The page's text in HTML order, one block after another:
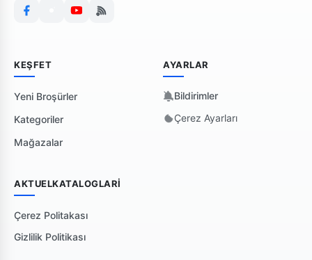
KEŞFET
Yeni Broşürler
Kategoriler
Mağazalar
AYARLAR
Bildirimler
Çerez Ayarları
AKTUELKATALOGLARI
Çerez Politakası
Gizlilik Politikası